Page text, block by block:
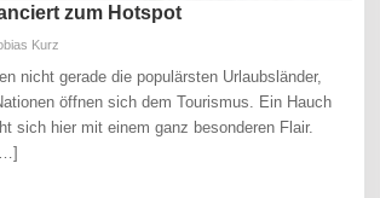
zum Hotspot
Kurz
nicht gerade die populärsten Urlaubsländer,
öffnen sich dem Tourismus. Ein Hauch
sich hier mit einem ganz besonderen Flair.